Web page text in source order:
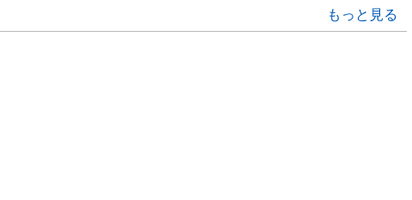
もっと見る